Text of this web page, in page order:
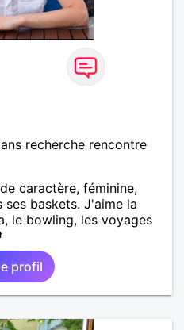
recherche rencontre
caractère, féminine,
baskets. J'aime la
le bowling, les voyages
profil